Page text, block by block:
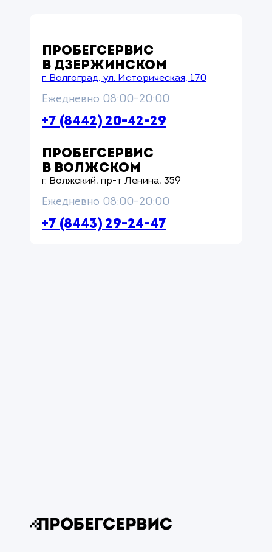
ПРОБЕГСЕРВИС
В ДЗЕРЖИНСКОМ
г. Волгоград, ул. Историческая, 170
Ежедневно 08:00–20:00
+7 (8442) 20-42-29
ПРОБЕГСЕРВИС
В ВОЛЖСКОМ
г. Волжский, пр-т Ленина, 359
Ежедневно 08:00–20:00
+7 (8443) 29-24-47